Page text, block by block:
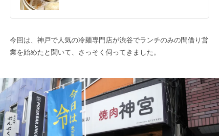
今回は、神戸で人気の冷麺専門店が渋谷でランチのみの間借り営
業を始めたと聞いて、さっそく伺ってきました。